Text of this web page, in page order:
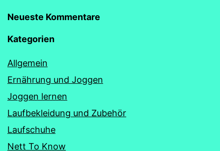
Neueste Kommentare
Kategorien
Allgemein
Ernährung und Joggen
Joggen lernen
Laufbekleidung und Zubehör
Laufschuhe
Nett To Know